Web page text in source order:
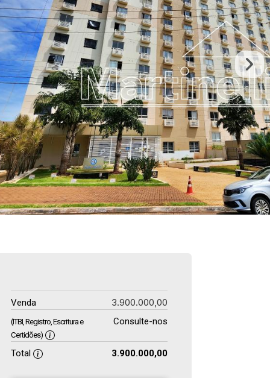
Venda 3.900.000,00
(ITBI, Registro, Escritura e
Certidões)
Consulte-nos
Total 3.900.000,00